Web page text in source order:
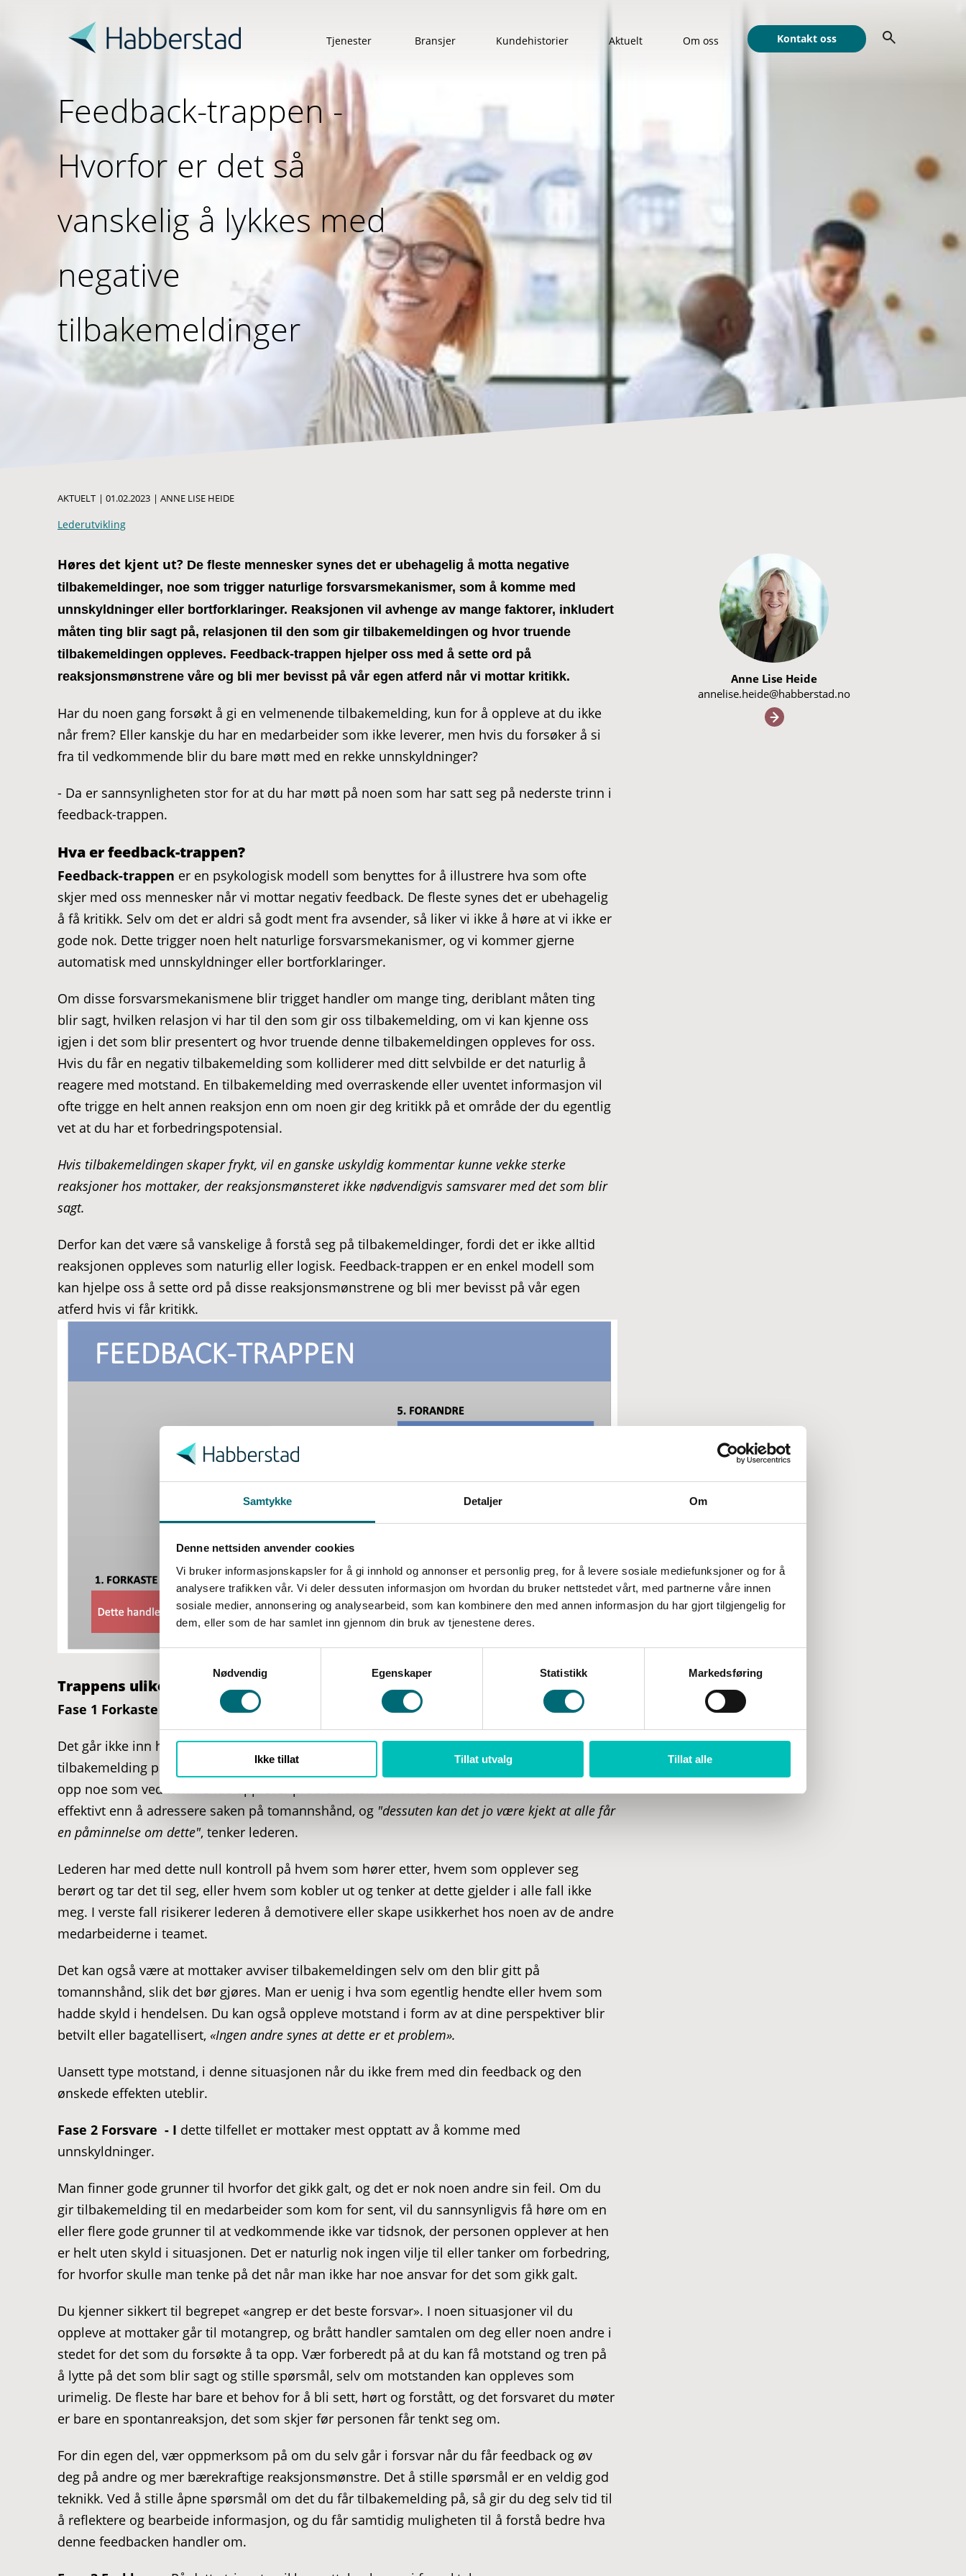
Samtykke Detaljer Om
Denne nettsiden anvender cookies
Vi bruker informasjonskapsler for å gi innhold og annonser et personlig preg, for å levere sosiale mediefunksjoner og for å
analysere trafikken vår. Vi deler dessuten informasjon om hvordan du bruker nettstedet vårt, med partnerne våre innen
sosiale medier, annonsering og analysearbeid, som kan kombinere den med annen informasjon du har gjort tilgjengelig for
dem, eller som de har samlet inn gjennom din bruk av tjenestene deres.
S
t
k
a
Nødvendig Egenskaper Statistikk Markedsføring
Ikke tillat Tillat utvalg Tillat alle
Tjenester
Show submenu for Tjenester
Bransjer Kundehistorier Aktuelt Om oss
Show submenu for Om oss
Kontakt oss
Feedback-trappen -
Hvorfor er det så
vanskelig å lykkes med
negative
tilbakemeldinger
AKTUELT | 01.02.2023 | ANNE LISE HEIDE
Lederutvikling
Høres det kjent ut? De fleste mennesker synes det er ubehagelig å motta negative
tilbakemeldinger, noe som trigger naturlige forsvarsmekanismer, som å komme med
unnskyldninger eller bortforklaringer. Reaksjonen vil avhenge av mange faktorer, inkludert
måten ting blir sagt på, relasjonen til den som gir tilbakemeldingen og hvor truende
tilbakemeldingen oppleves. Feedback-trappen hjelper oss med å sette ord på
reaksjonsmønstrene våre og bli mer bevisst på vår egen atferd når vi mottar kritikk.
Har du noen gang forsøkt å gi en velmenende tilbakemelding, kun for å oppleve at du ikke
når frem? Eller kanskje du har en medarbeider som ikke leverer, men hvis du forsøker å si
fra til vedkommende blir du bare møtt med en rekke unnskyldninger?
- Da er sannsynligheten stor for at du har møtt på noen som har satt seg på nederste trinn i
feedback-trappen.
Hva er feedback-trappen?
Feedback-trappen er en psykologisk modell som benyttes for å illustrere hva som ofte
skjer med oss mennesker når vi mottar negativ feedback. De fleste synes det er ubehagelig
å få kritikk. Selv om det er aldri så godt ment fra avsender, så liker vi ikke å høre at vi ikke er
gode nok. Dette trigger noen helt naturlige forsvarsmekanismer, og vi kommer gjerne
automatisk med unnskyldninger eller bortforklaringer.
Om disse forsvarsmekanismene blir trigget handler om mange ting, deriblant måten ting
blir sagt, hvilken relasjon vi har til den som gir oss tilbakemelding, om vi kan kjenne oss
igjen i det som blir presentert og hvor truende denne tilbakemeldingen oppleves for oss.
Hvis du får en negativ tilbakemelding som kolliderer med ditt selvbilde er det naturlig å
reagere med motstand. En tilbakemelding med overraskende eller uventet informasjon vil
ofte trigge en helt annen reaksjon enn om noen gir deg kritikk på et område der du egentlig
vet at du har et forbedringspotensial.
Hvis tilbakemeldingen skaper frykt, vil en ganske uskyldig kommentar kunne vekke sterke
reaksjoner hos mottaker, der reaksjonsmønsteret ikke nødvendigvis samsvarer med det som blir
sagt.
Derfor kan det være så vanskelige å forstå seg på tilbakemeldinger, fordi det er ikke alltid
reaksjonen oppleves som naturlig eller logisk. Feedback-trappen er en enkel modell som
kan hjelpe oss å sette ord på disse reaksjonsmønstrene og bli mer bevisst på vår egen
atferd hvis vi får kritikk.
Trappens ulike faser
Fase 1 Forkaste - På dette trinnet er tilbakemeldingen helt bortkastet.
Det går ikke inn hos mottaker. Et klassisk eksempel på dette er en leder som velger å gi
tilbakemelding på avdelingsmøtet i stedet for å si fra til den eller de det gjelder. Lederen tar
opp noe som vedkommende opplever problematisk når alle er samlet. Det føles mer
effektivt enn å adressere saken på tomannshånd, og "dessuten kan det jo være kjekt at alle får
en påminnelse om dette", tenker lederen.
Lederen har med dette null kontroll på hvem som hører etter, hvem som opplever seg
berørt og tar det til seg, eller hvem som kobler ut og tenker at dette gjelder i alle fall ikke
meg. I verste fall risikerer lederen å demotivere eller skape usikkerhet hos noen av de andre
medarbeiderne i teamet.
Det kan også være at mottaker avviser tilbakemeldingen selv om den blir gitt på
tomannshånd, slik det bør gjøres. Man er uenig i hva som egentlig hendte eller hvem som
hadde skyld i hendelsen. Du kan også oppleve motstand i form av at dine perspektiver blir
betvilt eller bagatellisert, «Ingen andre synes at dette er et problem».
Uansett type motstand, i denne situasjonen når du ikke frem med din feedback og den
ønskede effekten uteblir.
Fase 2 Forsvare - I dette tilfellet er mottaker mest opptatt av å komme med
unnskyldninger.
Man finner gode grunner til hvorfor det gikk galt, og det er nok noen andre sin feil. Om du
gir tilbakemelding til en medarbeider som kom for sent, vil du sannsynligvis få høre om en
eller flere gode grunner til at vedkommende ikke var tidsnok, der personen opplever at hen
er helt uten skyld i situasjonen. Det er naturlig nok ingen vilje til eller tanker om forbedring,
for hvorfor skulle man tenke på det når man ikke har noe ansvar for det som gikk galt.
Du kjenner sikkert til begrepet «angrep er det beste forsvar». I noen situasjoner vil du
oppleve at mottaker går til motangrep, og brått handler samtalen om deg eller noen andre i
stedet for det som du forsøkte å ta opp. Vær forberedt på at du kan få motstand og tren på
å lytte på det som blir sagt og stille spørsmål, selv om motstanden kan oppleves som
urimelig. De fleste har bare et behov for å bli sett, hørt og forstått, og det forsvaret du møter
er bare en spontanreaksjon, det som skjer før personen får tenkt seg om.
For din egen del, vær oppmerksom på om du selv går i forsvar når du får feedback og øv
deg på andre og mer bærekraftige reaksjonsmønstre. Det å stille spørsmål er en veldig god
teknikk. Ved å stille åpne spørsmål om det du får tilbakemelding på, så gir du deg selv tid til
å reflektere og bearbeide informasjon, og du får samtidig muligheten til å forstå bedre hva
denne feedbacken handler om.
Anne Lise Heide
annelise.heide@habberstad.no